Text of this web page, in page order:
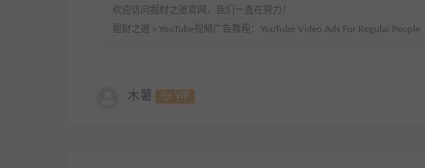
欢迎访问掘财之道官网，我们一直在努力！
掘财之道 » YouTube视频广告教程：YouTube Video Ads For Regular People
木薯 VIP